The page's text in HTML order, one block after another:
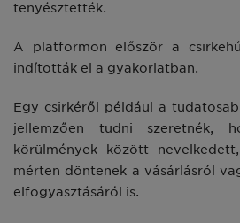
tenyésztették.
A platformon először a
indították el a gyakorlatban.
Egy csirkéről például a
jellemzően tudni szeretnék,
körülmények között
mérten döntenek a vásárlásról
elfogyasztásáról is.